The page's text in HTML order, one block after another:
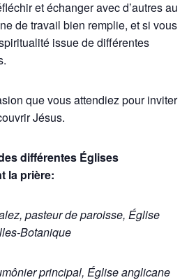
et échanger avec d’autres au
de travail bien remplie, et si vous
issue de différentes
que vous attendiez pour inviter
Jésus.
différentes Églises
la prière:
pasteur de paroisse, Église
Botanique
principal, Église anglicane